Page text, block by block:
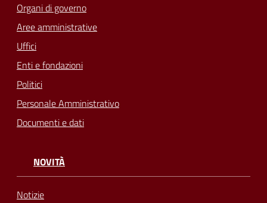
Organi di governo
Aree amministrative
Uffici
Enti e fondazioni
Politici
Personale Amministrativo
Documenti e dati
NOVITÀ
Notizie